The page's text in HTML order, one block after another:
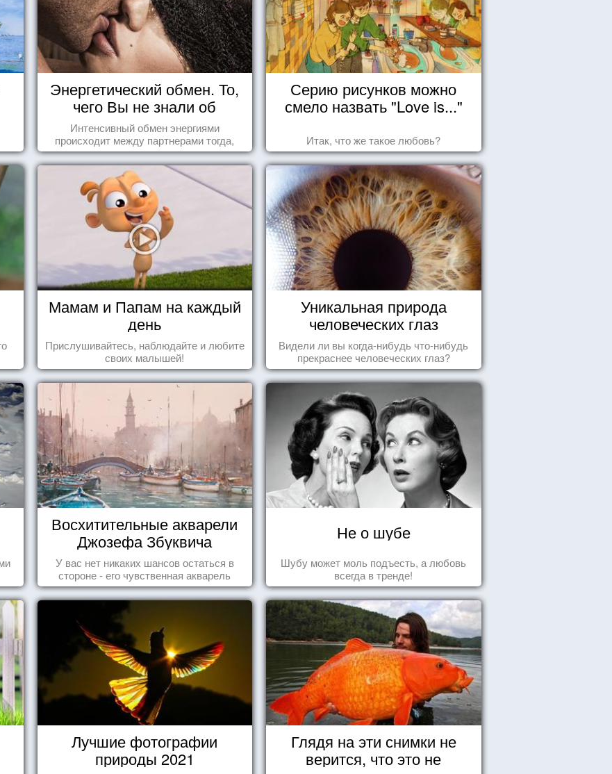
Энергетический обмен. То,
чего Вы не знали об
отношениях
Интенсивный обмен энергиями
происходит между партнерами тогда,
когда они испытывают симпатию друг к
другу...
Серию рисунков можно
смело назвать "Love is..."
Итак, что же такое любовь?
Мамам и Папам на каждый
день
Прислушивайтесь, наблюдайте и любите
своих малышей!
Уникальная природа
человеческих глаз
Видели ли вы когда-нибудь что-нибудь
прекраснее человеческих глаз?
Восхитительные акварели
Джозефа Збуквича
У вас нет никаких шансов остаться в
стороне - его чувственная акварель
покорила жителей всего мира.
Не о шубе
Шубу может моль подъесть, а любовь
всегда в тренде!
Лучшие фотографии
природы 2021
Глядя на эти снимки не
верится, что это не